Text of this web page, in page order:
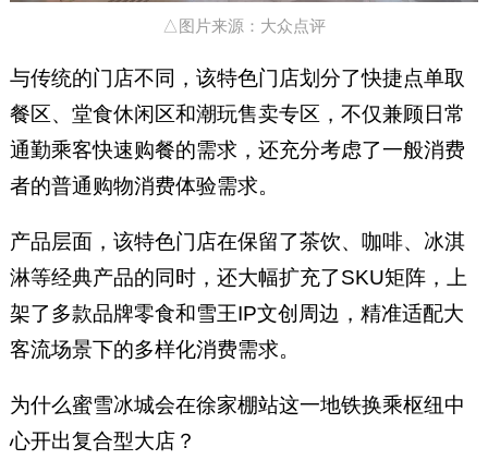
△图片来源：大众点评
与传统的门店不同，该特色门店划分了快捷点单取
餐区、堂食休闲区和潮玩售卖专区，不仅兼顾日常
通勤乘客快速购餐的需求，还充分考虑了一般消费
者的普通购物消费体验需求。
产品层面，该特色门店在保留了茶饮、咖啡、冰淇
淋等经典产品的同时，还大幅扩充了SKU矩阵，上
架了多款品牌零食和雪王IP文创周边，精准适配大
客流场景下的多样化消费需求。
为什么蜜雪冰城会在徐家棚站这一地铁换乘枢纽中
心开出复合型大店？